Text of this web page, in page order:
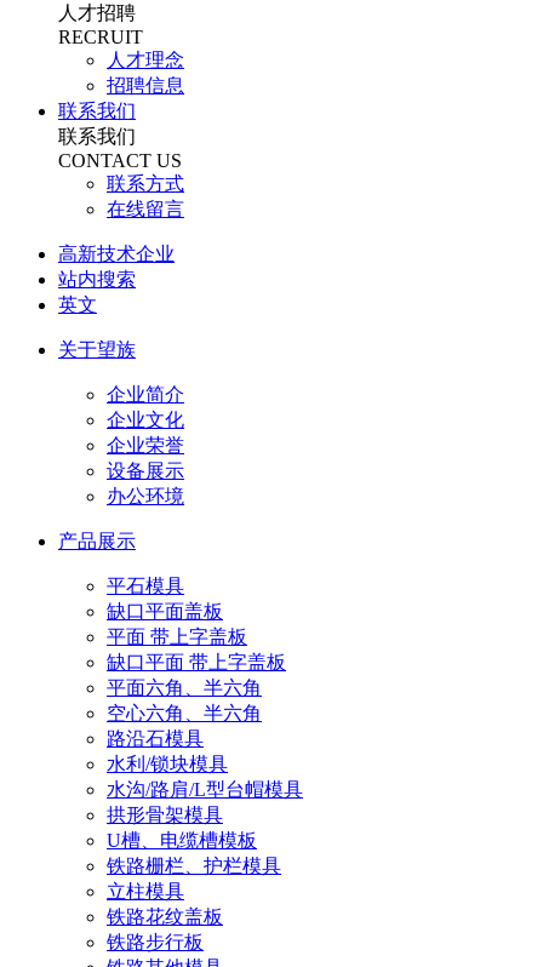
人才招聘
RECRUIT
人才理念
招聘信息
联系我们
联系我们
CONTACT US
联系方式
在线留言
高新技术企业
站内搜索
英文
关于望族
企业简介
企业文化
企业荣誉
设备展示
办公环境
产品展示
平石模具
缺口平面盖板
平面 带上字盖板
缺口平面 带上字盖板
平面六角、半六角
空心六角、半六角
路沿石模具
水利/锁块模具
水沟/路肩/L型台帽模具
拱形骨架模具
U槽、电缆槽模板
铁路栅栏、护栏模具
立柱模具
铁路花纹盖板
铁路步行板